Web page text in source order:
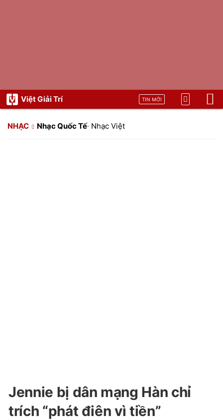
Việt Giải Trí TIN MỚI
NHẠC Nhạc Quốc Tế· Nhạc Việt
Jennie bị dân mạng Hàn chỉ
trích “phát điên vì tiền”